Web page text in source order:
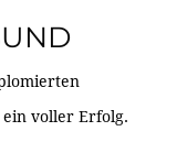
voller Erfolg.